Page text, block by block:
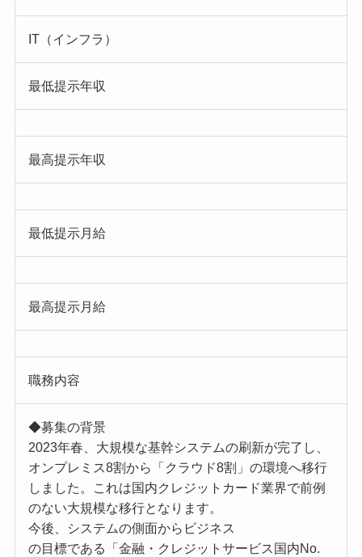
IT（インフラ）
最低提示年収
最高提示年収
最低提示月給
最高提示月給
職務内容
◆募集の背景
2023年春、大規模な基幹システムの刷新が完了し、
オンプレミス8割から「クラウド8割」の環境へ移行
しました。これは国内クレジットカード業界で前例
のない大規模な移行となります。
今後、システムの側面からビジネス
の目標である「金融・クレジットサービス国内No.